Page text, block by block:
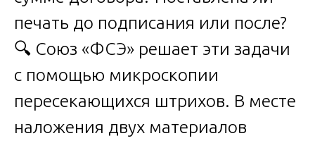
печать до подписания или после?
🔍 Союз «ФСЭ» решает эти задачи
с помощью микроскопии
пересекающихся штрихов. В месте
наложения двух материалов